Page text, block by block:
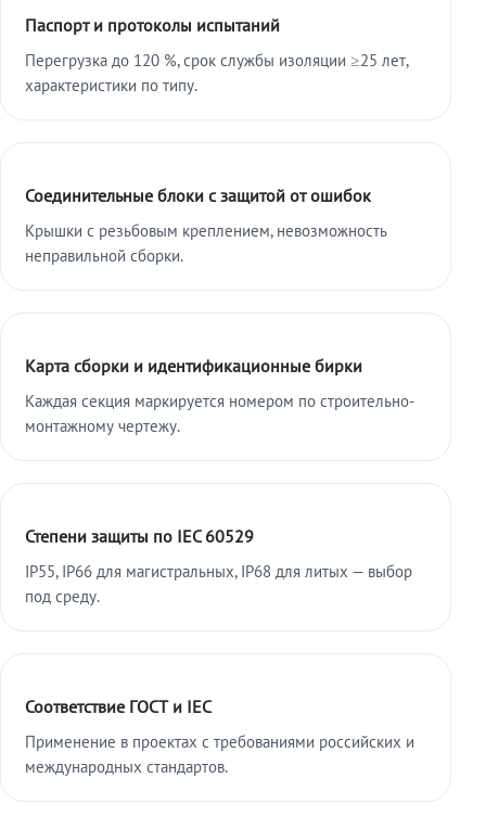
Паспорт и протоколы испытаний
Перегрузка до 120 %, срок службы изоляции ≥25 лет,
характеристики по типу.
Соединительные блоки с защитой от ошибок
Крышки с резьбовым креплением, невозможность
неправильной сборки.
Карта сборки и идентификационные бирки
Каждая секция маркируется номером по строительно-
монтажному чертежу.
Степени защиты по IEC 60529
IP55, IP66 для магистральных, IP68 для литых — выбор
под среду.
Соответствие ГОСТ и IEC
Применение в проектах с требованиями российских и
международных стандартов.